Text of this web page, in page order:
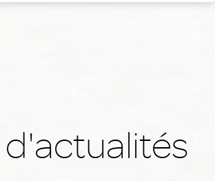
d'actualités